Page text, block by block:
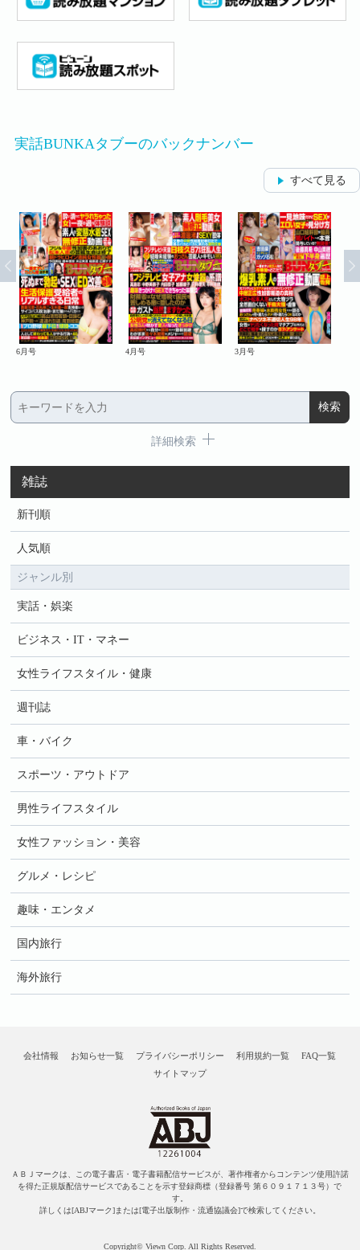
実話BUNKAタブーのバックナンバー
すべて見る
6月号 4月号 3月号
詳細検索
雑誌
新刊順
人気順
ジャンル別
実話・娯楽
ビジネス・IT・マネー
女性ライフスタイル・健康
週刊誌
車・バイク
スポーツ・アウトドア
男性ライフスタイル
女性ファッション・美容
グルメ・レシピ
趣味・エンタメ
国内旅行
海外旅行
会社情報 お知らせ一覧 プライバシーポリシー 利用規約一覧
FAQ一覧
サイトマップ
ＡＢＪマークは、この電子書店・電子書籍配信サービスが、著作権者からコンテンツ使用許諾
を得た正規版配信サービスであることを示す登録商標（登録番号 第６０９１７１３号）で
す。
詳しくは[ABJマーク]または[電子出版制作・流通協議会]で検索してください。
Copyright© Viewn Corp. All Rights Reserved.